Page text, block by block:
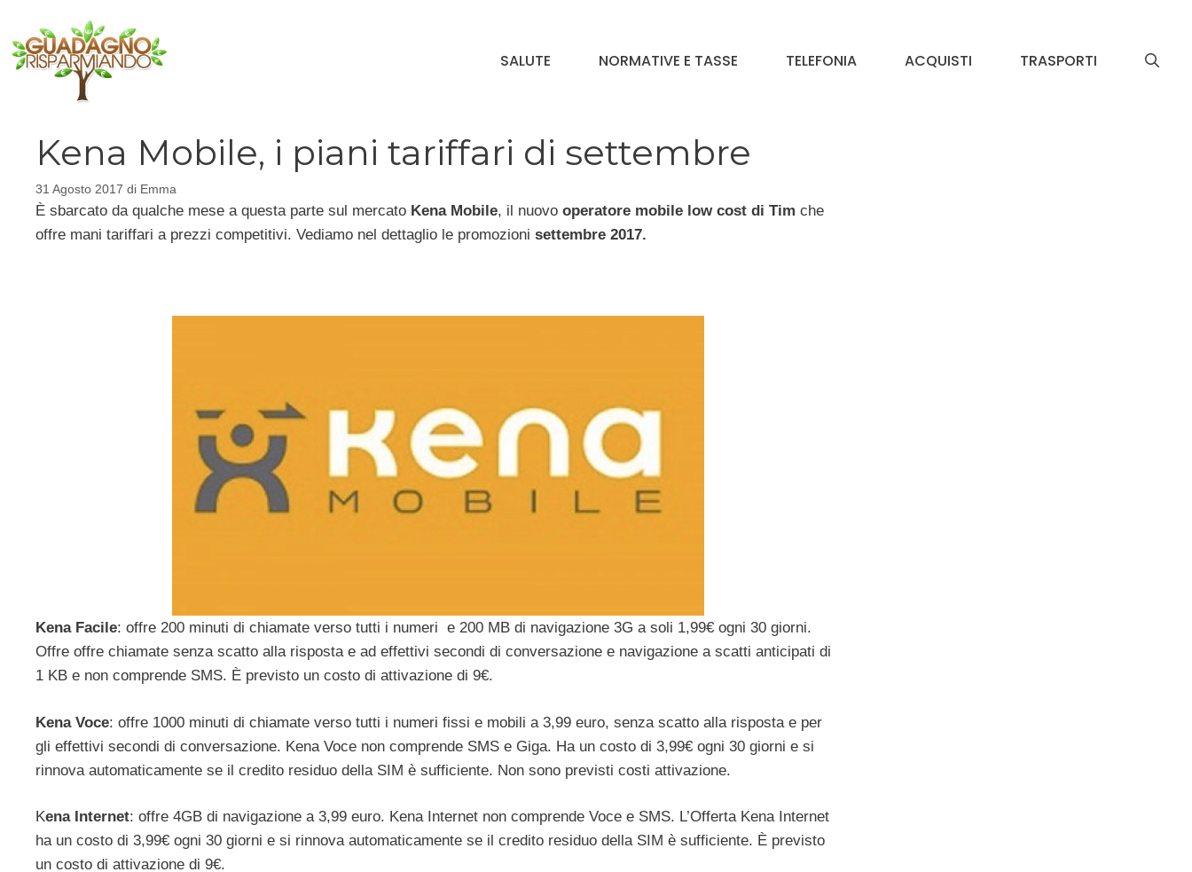
contenuto
SALUTE NORMATIVE E TASSE TELEFONIA ACQUISTI TRASPORTI
Kena Mobile, i piani tariffari di settembre
31 Agosto 2017 di Emma
È sbarcato da qualche mese a questa parte sul mercato Kena Mobile, il nuovo operatore mobile low cost di Tim che
offre mani tariffari a prezzi competitivi. Vediamo nel dettaglio le promozioni settembre 2017.
Kena Facile: offre 200 minuti di chiamate verso tutti i numeri e 200 MB di navigazione 3G a soli 1,99€ ogni 30 giorni.
Offre offre chiamate senza scatto alla risposta e ad effettivi secondi di conversazione e navigazione a scatti anticipati di
1 KB e non comprende SMS. È previsto un costo di attivazione di 9€.
Kena Voce: offre 1000 minuti di chiamate verso tutti i numeri fissi e mobili a 3,99 euro, senza scatto alla risposta e per
gli effettivi secondi di conversazione. Kena Voce non comprende SMS e Giga. Ha un costo di 3,99€ ogni 30 giorni e si
rinnova automaticamente se il credito residuo della SIM è sufficiente. Non sono previsti costi attivazione.
Kena Internet: offre 4GB di navigazione a 3,99 euro. Kena Internet non comprende Voce e SMS. L’Offerta Kena Internet
ha un costo di 3,99€ ogni 30 giorni e si rinnova automaticamente se il credito residuo della SIM è sufficiente. È previsto
un costo di attivazione di 9€.